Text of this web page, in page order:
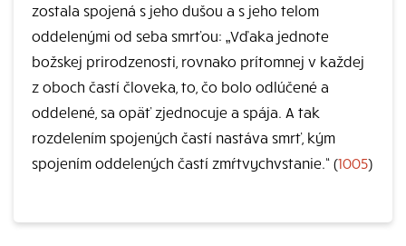
zostala spojená s jeho dušou a s jeho telom
oddelenými od seba smrťou: „Vďaka jednote
božskej prirodzenosti, rovnako prítomnej v každej
z oboch častí človeka, to, čo bolo odlúčené a
oddelené, sa opäť zjednocuje a spája. A tak
rozdelením spojených častí nastáva smrť, kým
spojením oddelených častí zmŕtvychvstanie.“ (1005)